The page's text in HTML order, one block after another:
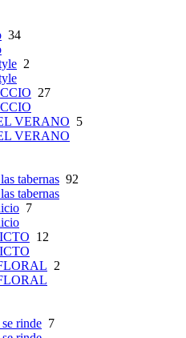
34
2
27
VERANO 5
VERANO
tabernas 92
tabernas
7
12
2
rinde 7